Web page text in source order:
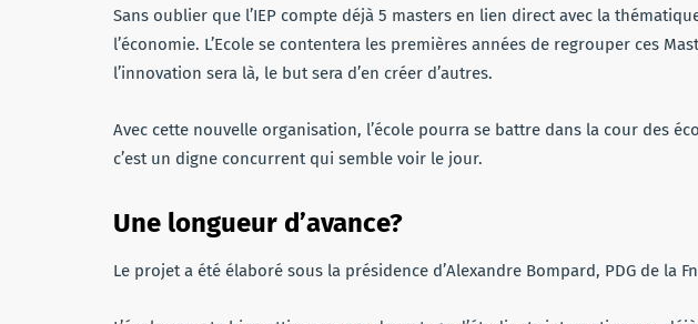
Sans oublier que l’IEP compte déjà 5 masters en lien direct avec la
l’économie. L’Ecole se contentera les premières années de regrouper ces
l’innovation sera là, le but sera d’en créer d’autres.
Avec cette nouvelle organisation, l’école pourra se battre dans la cour des
c’est un digne concurrent qui semble voir le jour.
Une longueur d’avance?
Le projet a été élaboré sous la présidence d’Alexandre Bompard, PDG de la